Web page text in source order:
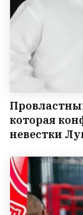
которая
невестки